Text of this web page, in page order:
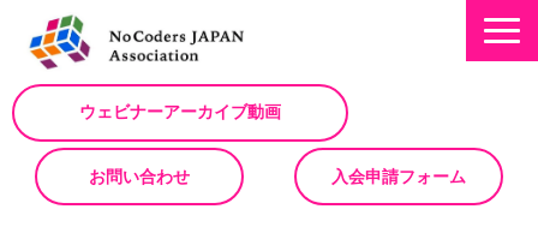
ウェビナーアーカイブ動画
お問い合わせ 入会申請フォーム